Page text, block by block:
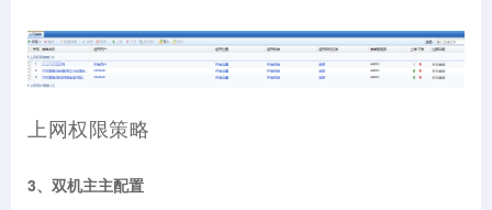
上网权限策略
3、双机主主配置